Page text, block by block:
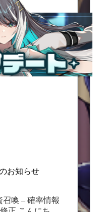
ます。 1) 新し
れ、新規スト
アした後、従来
ンストーリー
ます。 ㄴ すで
行中のマスタ
ジンストーリ
規ストーリーの
お知らせ
召喚 – 確率情報